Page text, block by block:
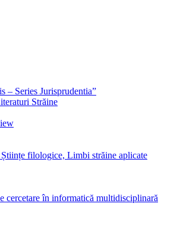
– Series Jurisprudentia”
Străine
filologice, Limbi străine aplicate
cercetare în informatică multidisciplinară